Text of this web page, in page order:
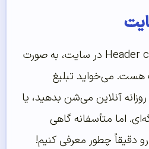
استفاده از Header call to action در سایت، به صورت
هست. می‌خواید تبلیغ
آنلاین می‌شن بدهید، یا
اما متأسفانه گاهی
دقیقاً چطور معرفی کنیم!